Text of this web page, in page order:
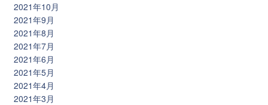
2021年10月
2021年9月
2021年8月
2021年7月
2021年6月
2021年5月
2021年4月
2021年3月